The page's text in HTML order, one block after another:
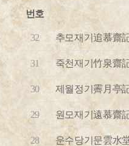
번호
32 추모재기追慕齋
31 죽천재기竹泉齋
30 제월정기霽月亭
29 원모재기遠慕齋
28 운수당기문雲水